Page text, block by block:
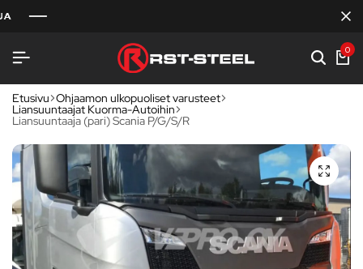
0
Etusivu Ohjaamon ulkopuoliset varusteet
Liansuuntaajat Kuorma-Autoihin
Liansuuntaaja (pari) Scania P/G/S/R